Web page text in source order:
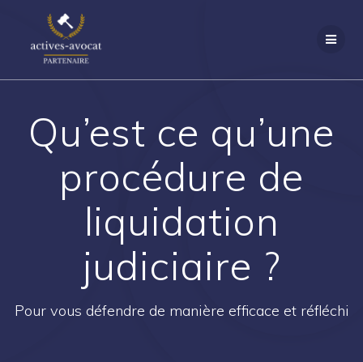
Qu’est ce qu’une
procédure de
liquidation
judiciaire ?
Pour vous défendre de manière efficace et réfléchi